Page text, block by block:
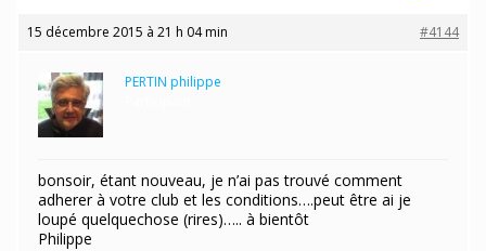
15 décembre 2015 à 21 h 04 min #4144
PERTIN philippe
bonsoir, étant nouveau, je n’ai pas trouvé comment
adherer à votre club et les conditions….peut être ai je
loupé quelquechose (rires)….. à bientôt
Philippe